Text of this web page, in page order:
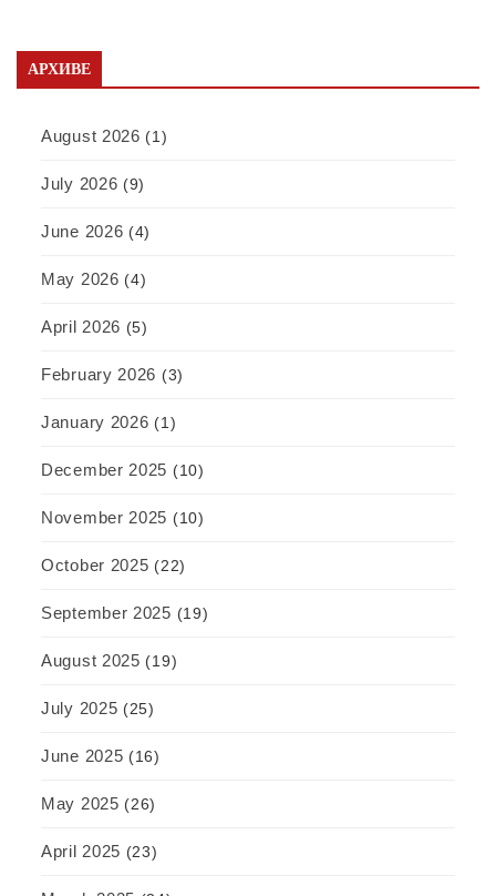
АРХИВЕ
August 2026 (1)
July 2026 (9)
June 2026 (4)
May 2026 (4)
April 2026 (5)
February 2026 (3)
January 2026 (1)
December 2025 (10)
November 2025 (10)
October 2025 (22)
September 2025 (19)
August 2025 (19)
July 2025 (25)
June 2025 (16)
May 2025 (26)
April 2025 (23)